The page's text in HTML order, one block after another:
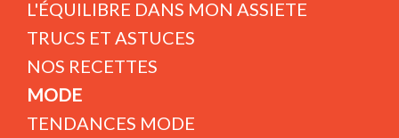
L'ÉQUILIBRE DANS MON ASSIETE
TRUCS ET ASTUCES
NOS RECETTES
MODE
TENDANCES MODE